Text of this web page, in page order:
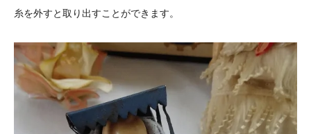
糸を外すと取り出すことができます。